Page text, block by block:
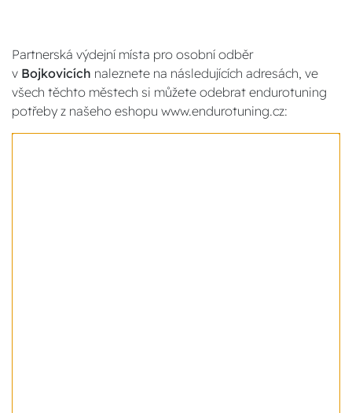
Partnerská výdejní místa pro osobní odběr
v Bojkovicích naleznete na následujících adresách, ve
všech těchto městech si můžete odebrat endurotuning
potřeby z našeho eshopu www.endurotuning.cz: